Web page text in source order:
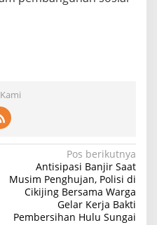
Pos berikutnya
Antisipasi Banjir Saat
Musim Penghujan, Polisi di
Cikijing Bersama Warga
Gelar Kerja Bakti
Pembersihan Hulu Sungai